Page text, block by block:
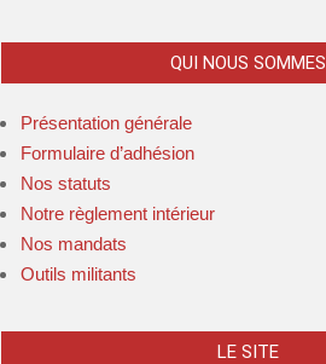
QUI NOUS SOMMES
Présentation générale
Formulaire d’adhésion
Nos statuts
Notre règlement intérieur
Nos mandats
Outils militants
LE SITE